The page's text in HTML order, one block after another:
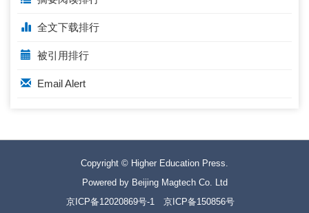
全文下载排行
被引用排行
Email Alert
Copyright © Higher Education Press.
Powered by Beijing Magtech Co. Ltd
京ICP备12020869号-1
京ICP备150856号